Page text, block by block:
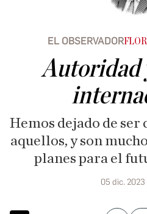
EL OBSERVADOR
Autoridad
Hemos dejado de
aquellos, y son
planes para el
05 dic.